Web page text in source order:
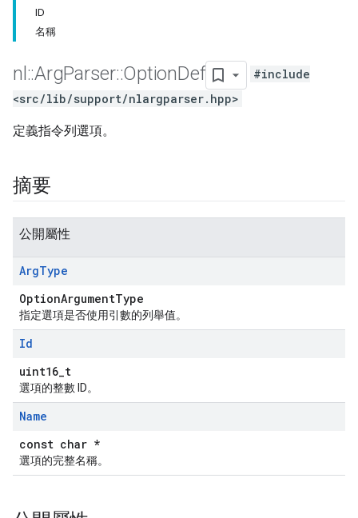
ID
名稱
nl ::ArgParser::OptionDef
#include
<src/lib/support/nlargparser.hpp>
定義指令列選項。
摘要
公開屬性
ArgType
OptionArgumentType
指定選項是否使用引數的列舉值。
Id
uint16_t
選項的整數 ID。
Name
const char *
選項的完整名稱。